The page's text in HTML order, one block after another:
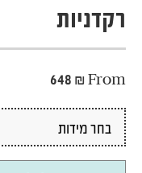
רקדניות
From
648 ₪